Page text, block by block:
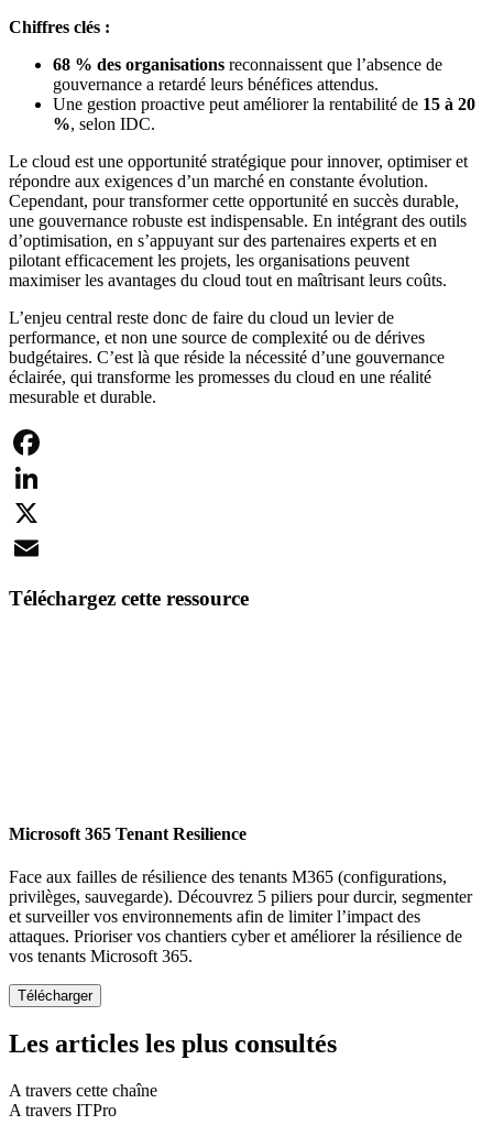
Chiffres clés :
68 % des organisations reconnaissent que l’absence de
gouvernance a retardé leurs bénéfices attendus.
Une gestion proactive peut améliorer la rentabilité de 15 à 20
%, selon IDC.
Le cloud est une opportunité stratégique pour innover, optimiser et
répondre aux exigences d’un marché en constante évolution.
Cependant, pour transformer cette opportunité en succès durable,
une gouvernance robuste est indispensable. En intégrant des outils
d’optimisation, en s’appuyant sur des partenaires experts et en
pilotant efficacement les projets, les organisations peuvent
maximiser les avantages du cloud tout en maîtrisant leurs coûts.
L’enjeu central reste donc de faire du cloud un levier de
performance, et non une source de complexité ou de dérives
budgétaires. C’est là que réside la nécessité d’une gouvernance
éclairée, qui transforme les promesses du cloud en une réalité
mesurable et durable.
Facebook
LinkedIn
X
Téléchargez cette ressource
Microsoft 365 Tenant Resilience
Face aux failles de résilience des tenants M365 (configurations,
privilèges, sauvegarde). Découvrez 5 piliers pour durcir, segmenter
et surveiller vos environnements afin de limiter l’impact des
attaques. Prioriser vos chantiers cyber et améliorer la résilience de
vos tenants Microsoft 365.
Les articles les plus consultés
A travers cette chaîne
A travers ITPro